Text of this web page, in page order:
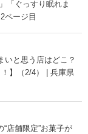
「ぐっすり眠れま
ページ目
と思う店はどこ？
】（2/4） | 兵庫県
“店舗限定”お菓子が